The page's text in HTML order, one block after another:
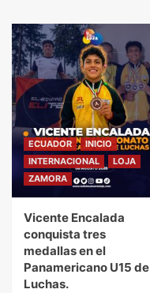
ECUADOR
INICIO
INTERNACIONAL
LOJA
ZAMORA
Vicente Encalada
conquista tres
medallas en el
Panamericano U15 de
Luchas.